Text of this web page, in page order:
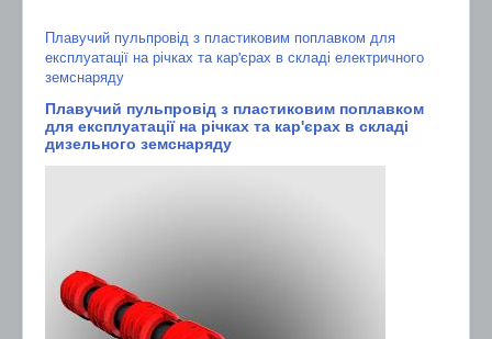
Плавучий пульпровід з пластиковим поплавком для
експлуатації на річках та кар'єрах в складі електричного
земснаряду
Плавучий пульпровід з пластиковим поплавком
для експлуатації на річках та кар'єрах в складі
дизельного земснаряду